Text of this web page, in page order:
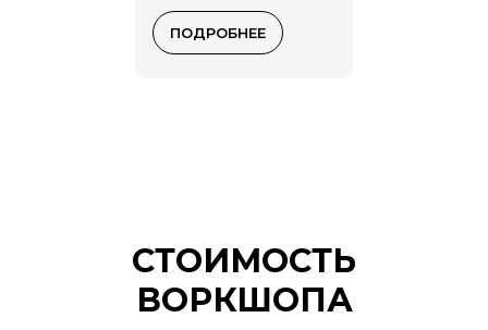
ПОДРОБНЕЕ
СТОИМОСТЬ
ВОРКШОПА